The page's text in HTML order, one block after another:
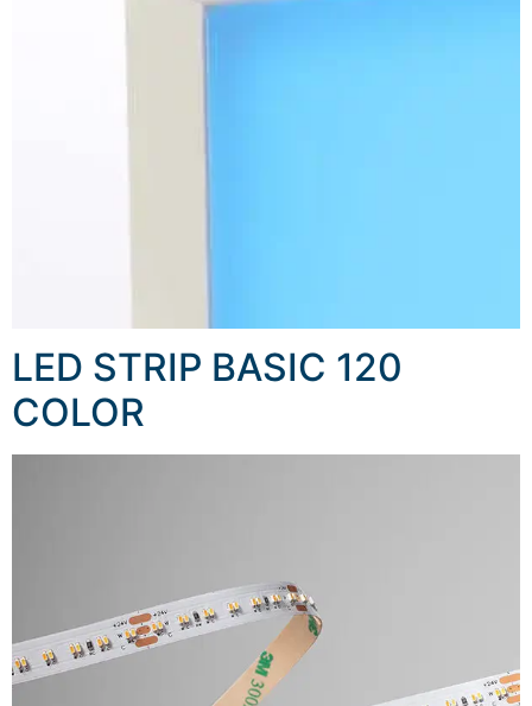
LED STRIP BASIC 120
COLOR